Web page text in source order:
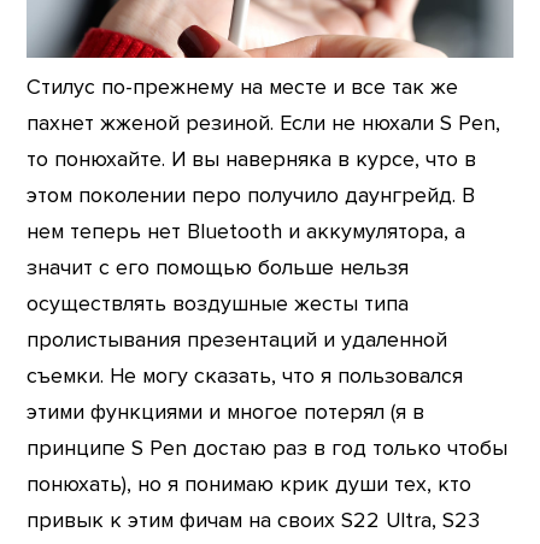
Стилус по-прежнему на месте и все так же
пахнет жженой резиной. Если не нюхали S Pen,
то понюхайте. И вы наверняка в курсе, что в
этом поколении перо получило даунгрейд. В
нем теперь нет Bluetooth и аккумулятора, а
значит с его помощью больше нельзя
осуществлять воздушные жесты типа
пролистывания презентаций и удаленной
съемки. Не могу сказать, что я пользовался
этими функциями и многое потерял (я в
принципе S Pen достаю раз в год только чтобы
понюхать), но я понимаю крик души тех, кто
привык к этим фичам на своих S22 Ultra, S23